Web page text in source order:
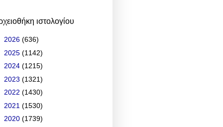
ιστολογίου
2026 (636)
2025 (1142)
2024 (1215)
2023 (1321)
2022 (1430)
2021 (1530)
2020 (1739)